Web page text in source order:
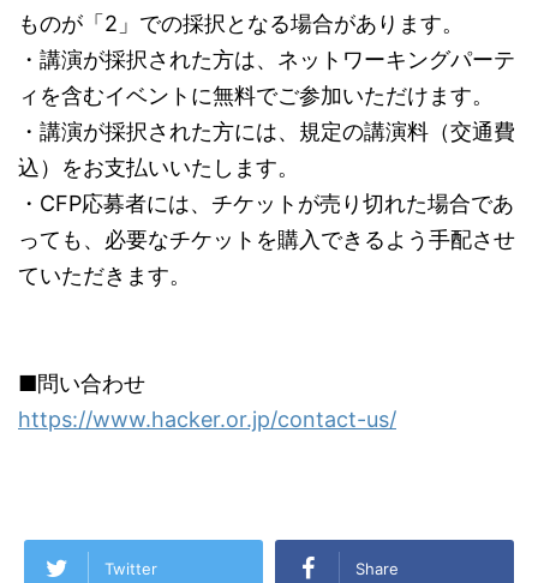
ものが「2」での採択となる場合があります。
・講演が採択された方は、ネットワーキングパーテ
ィを含むイベントに無料でご参加いただけます。
・講演が採択された方には、規定の講演料（交通費
込）をお支払いいたします。
・CFP応募者には、チケットが売り切れた場合であ
っても、必要なチケットを購入できるよう手配させ
ていただきます。
■問い合わせ
https://www.hacker.or.jp/contact-us/
Twitter Share